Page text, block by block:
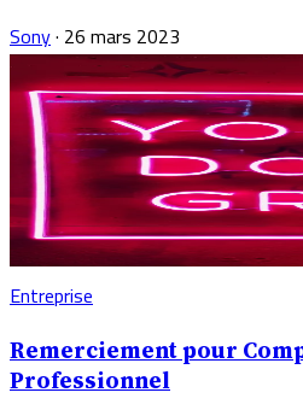
Sony· 26 mars 2023
Entreprise
Remerciement pour
Professionnel